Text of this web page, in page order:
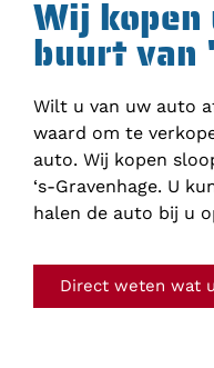
Wij
buurt van
Wilt u van uw auto
waard om te
auto. Wij kopen
‘s-Gravenhage. U
halen de auto bij u
Direct weten wat